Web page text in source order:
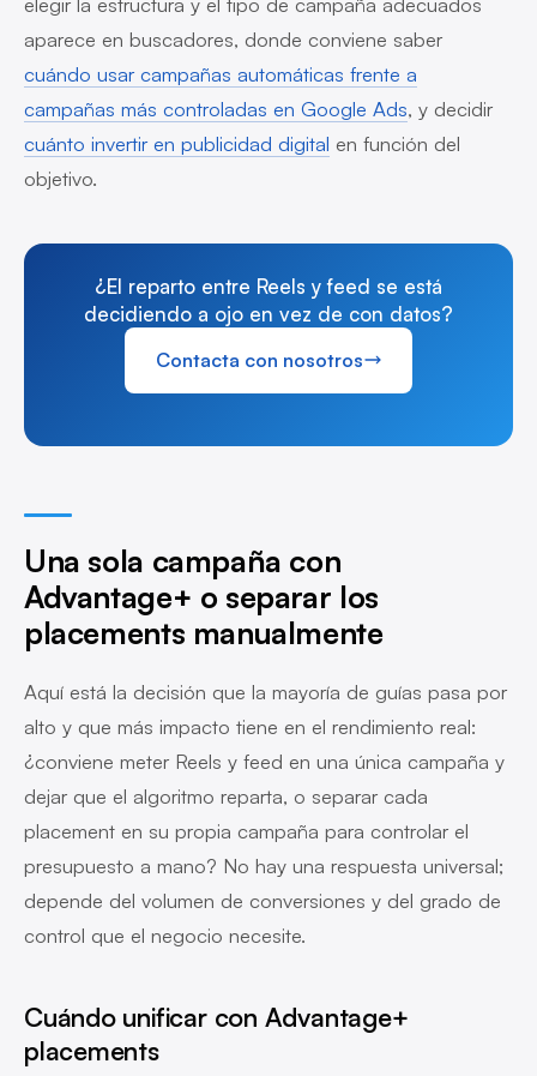
aparece en buscadores, donde conviene saber
cuándo usar campañas automáticas frente a
campañas más controladas en Google Ads, y decidir
cuánto invertir en publicidad digital en función del
objetivo.
¿El reparto entre Reels y feed se está
decidiendo a ojo en vez de con datos?
Contacta con nosotros
Una sola campaña con
Advantage+ o separar los
placements manualmente
Aquí está la decisión que la mayoría de guías pasa por
alto y que más impacto tiene en el rendimiento real:
¿conviene meter Reels y feed en una única campaña y
dejar que el algoritmo reparta, o separar cada
placement en su propia campaña para controlar el
presupuesto a mano? No hay una respuesta universal;
depende del volumen de conversiones y del grado de
control que el negocio necesite.
Cuándo unificar con Advantage+
placements